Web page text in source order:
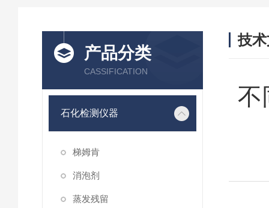
产品分类
CASSIFICATION
石化检测仪器
梯姆肯
消泡剂
蒸发残留
技
不